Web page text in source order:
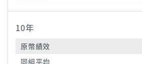
10年
原幣績效
同組平均